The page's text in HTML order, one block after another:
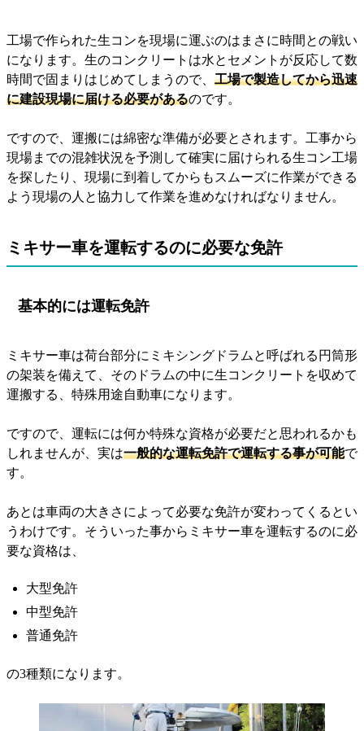
工場で作られた生コンを現場に運ぶのはまさに時間との戦い
になります。生のコンクリートは水とセメントが反応して数
時間で固まりはじめてしまうので、 工場で製造してから迅速
に建設現場に届ける必要があるのです。
ですので、運搬には綿密な準備が必要とされます。工事から
現場までの混雑状況を予測して確実に届けられる生コン工場
を探したり、現場に到着してからもスムーズに作業ができる
よう現場の人と協力して作業を進めなければなりません。
ミキサー車を運転するのに必要な免許
基本的には運転免許
ミキサー車は荷台部分にミキシングドラムと呼ばれる円筒形
の架装を備えて、そのドラムの中に生コンクリートを収めて
運搬する、特殊用途自動車になります。
ですので、運転には何か特殊な資格が必要だと思われるかも
しれませんが、実は一般的な運転免許で運転する事が可能で
す。
あとは車両の大きさによって必要な免許が変わってくるとい
うわけです。そういった事からミキサー車を運転するのに必
要な資格は、
大型免許
中型免許
普通免許
の3種類になります。